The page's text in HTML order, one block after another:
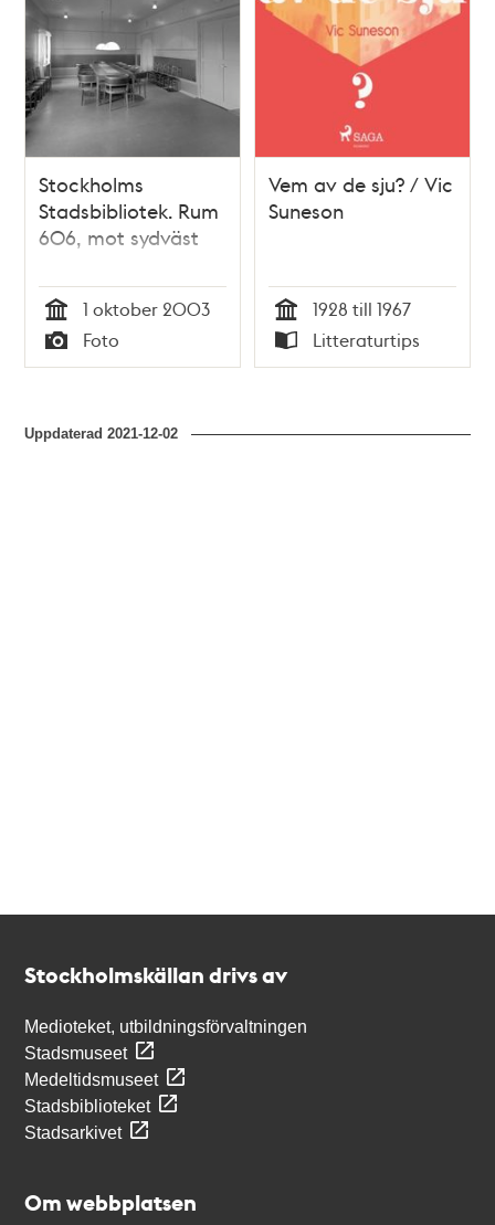
Stockholms
Stadsbibliotek. Rum
606, mot sydväst
Tid
1 oktober 2003
Typ
Foto
Vem av de sju? / Vic
Suneson
Tid
1928 till 1967
Typ
Litteraturtips
Uppdaterad2021-12-02
Stockholmskällan drivs av
Medioteket, utbildningsförvaltningen
Stadsmuseet
Medeltidsmuseet
Stadsbiblioteket
Stadsarkivet
Om webbplatsen